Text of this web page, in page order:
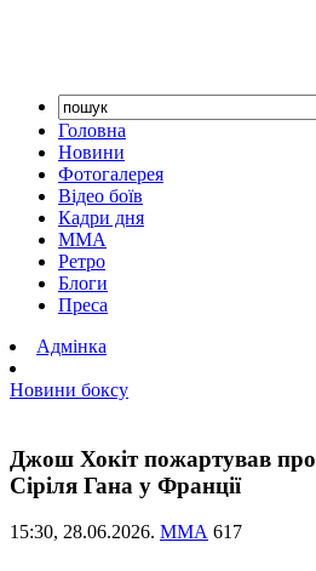
Головна
Новини
Фотогалерея
Відео боїв
Кадри дня
ММА
Ретро
Блоги
Преса
Адмінка
Новини боксу
Джош Хокіт пожартував
Сіріля Гана у Франції
15:30, 28.06.2026. ММА 617